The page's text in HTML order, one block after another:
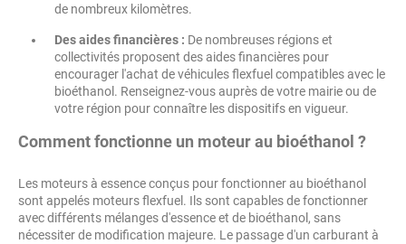
de nombreux kilomètres.
Des aides financières : De nombreuses régions et
collectivités proposent des aides financières pour
encourager l'achat de véhicules flexfuel compatibles avec le
bioéthanol. Renseignez-vous auprès de votre mairie ou de
votre région pour connaître les dispositifs en vigueur.
Comment fonctionne un moteur au bioéthanol ?
Les moteurs à essence conçus pour fonctionner au bioéthanol
sont appelés moteurs flexfuel. Ils sont capables de fonctionner
avec différents mélanges d'essence et de bioéthanol, sans
nécessiter de modification majeure. Le passage d'un carburant à